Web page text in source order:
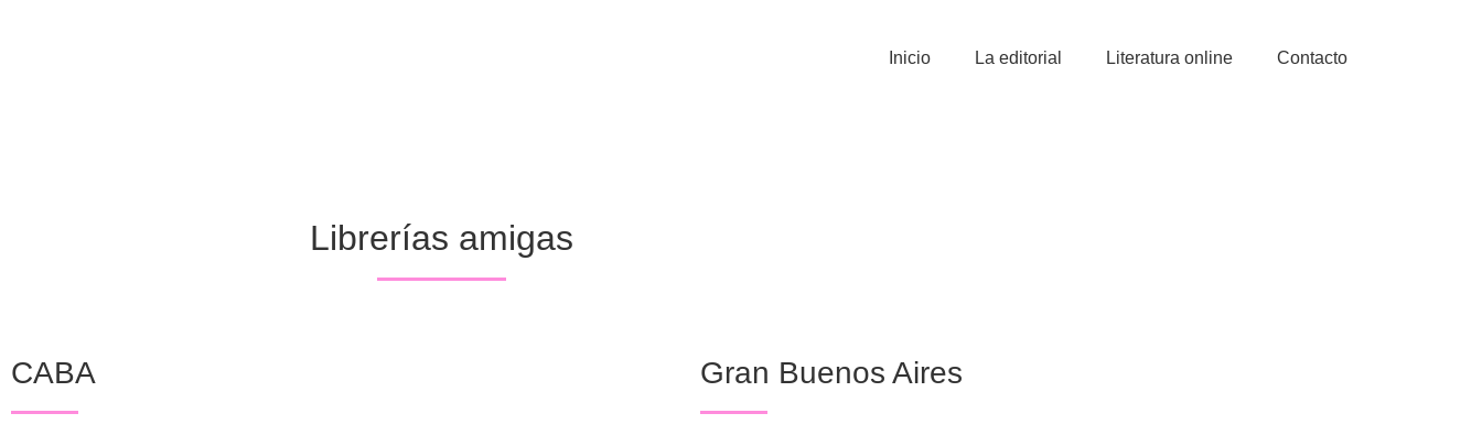
Inicio La editorial Literatura online Contacto
Librerías amigas
CABA Gran Buenos Aires